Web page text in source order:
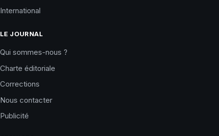
International
LE JOURNAL
Qui sommes-nous ?
Charte éditoriale
Corrections
Nous contacter
Publicité